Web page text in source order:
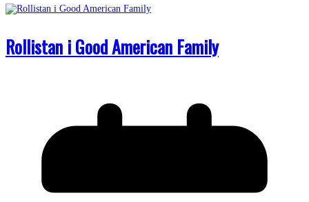
Rollistan i Good American Family